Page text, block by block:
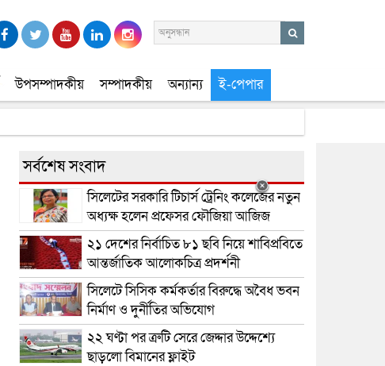
উপসম্পাদকীয় সম্পাদকীয় অন্যান্য ই-পেপার
সর্বশেষ সংবাদ
সিলেটের সরকারি টিচার্স ট্রেনিং কলেজের নতুন
অধ্যক্ষ হলেন প্রফেসর ফৌজিয়া আজিজ
২১ দেশের নির্বাচিত ৮১ ছবি নিয়ে শাবিপ্রবিতে
আন্তর্জাতিক আলোকচিত্র প্রদর্শনী
সিলেটে সিসিক কর্মকর্তার বিরুদ্ধে অবৈধ ভবন
নির্মাণ ও দুর্নীতির অভিযোগ
২২ ঘণ্টা পর ত্রুটি সেরে জেদ্দার উদ্দেশ্যে
ছাড়লো বিমানের ফ্লাইট